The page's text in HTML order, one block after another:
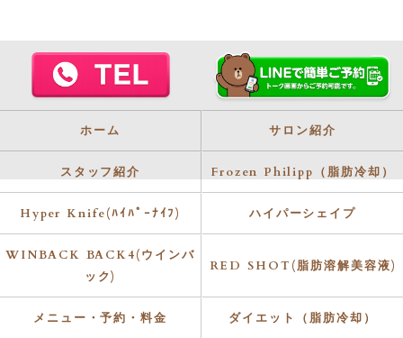
ホーム サロン紹介
スタッフ紹介 Frozen Philipp（脂肪冷却）
Hyper Knife(ﾊｲﾊﾟｰﾅｲﾌ) ハイパーシェイプ
WINBACK BACK4(ウインバ
ック)
RED SHOT(脂肪溶解美容液)
メニュー・予約・料金 ダイエット（脂肪冷却）